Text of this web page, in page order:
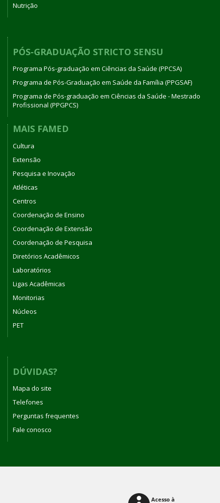
Nutrição
PÓS-GRADUAÇÃO STRICTO SENSU
Programa Pós-graduação em Ciências da Saúde (PPCSA)
Programa de Pós-Graduação em Saúde da Família (PPGSAF)
Programa de Pós-graduação em Ciências da Saúde - Mestrado
Profissional (PPGPCS)
MAIS FAMED
Cultura
Extensão
Pesquisa e Inovação
Atléticas
Centros
Coordenação de Ensino
Coordenação de Extensão
Coordenação de Pesquisa
Diretórios Acadêmicos
Laboratórios
Ligas Acadêmicas
Monitorias
Núcleos
PET
DÚVIDAS?
Mapa do site
Telefones
Perguntas frequentes
Fale conosco